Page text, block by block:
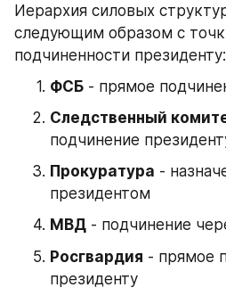
Иерархия силовых
следующим образом с
подчиненности президенту:
ФСБ - прямое
Следственный
подчинение
Прокуратура -
президентом
МВД - подчинение
Росгвардия - прямое
президенту